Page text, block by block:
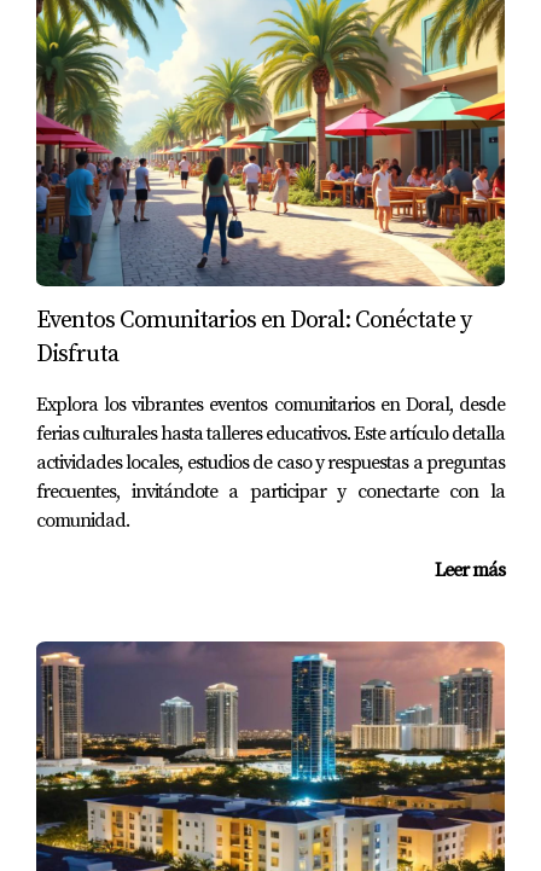
Eventos Comunitarios en Doral: Conéctate y
Disfruta
Explora los vibrantes eventos comunitarios en Doral, desde
ferias culturales hasta talleres educativos. Este artículo detalla
actividades locales, estudios de caso y respuestas a preguntas
frecuentes, invitándote a participar y conectarte con la
comunidad.
Leer más